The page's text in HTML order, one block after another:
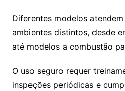
Diferentes modelos
ambientes distintos, desde
até modelos a combustão
O uso seguro requer
inspeções periódicas e